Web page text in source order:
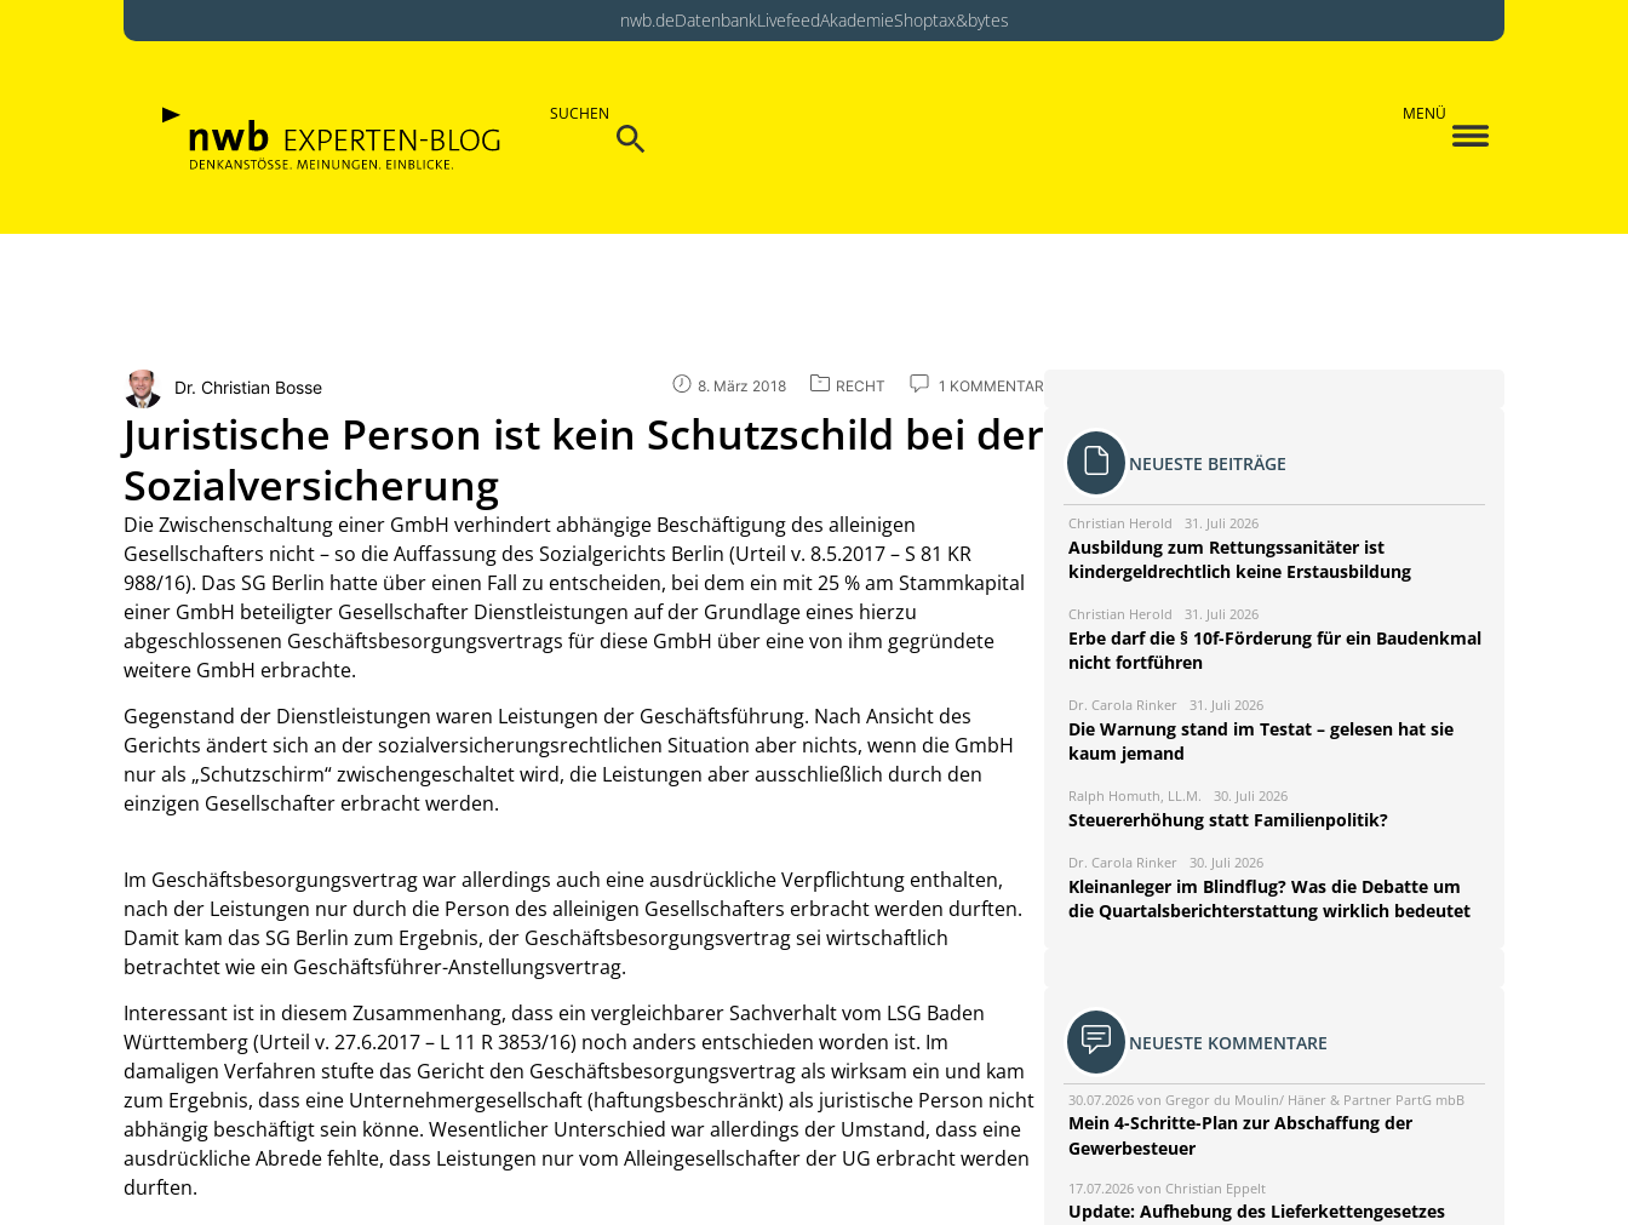
nwb.deDatenbankLivefeedAkademieShoptax&bytes
SUCHEN
Search
MENÜ
Dr. Christian Bosse 8. März 2018 RECHT 1 KOMMENTAR
Juristische Person ist kein Schutzschild bei der
Sozialversicherung
Die Zwischenschaltung einer GmbH verhindert abhängige Beschäftigung des alleinigen
Gesellschafters nicht – so die Auffassung des Sozialgerichts Berlin (Urteil v. 8.5.2017 – S 81 KR
988/16). Das SG Berlin hatte über einen Fall zu entscheiden, bei dem ein mit 25 % am Stammkapital
einer GmbH beteiligter Gesellschafter Dienstleistungen auf der Grundlage eines hierzu
abgeschlossenen Geschäftsbesorgungsvertrags für diese GmbH über eine von ihm gegründete
weitere GmbH erbrachte.
Gegenstand der Dienstleistungen waren Leistungen der Geschäftsführung. Nach Ansicht des
Gerichts ändert sich an der sozialversicherungsrechtlichen Situation aber nichts, wenn die GmbH
nur als „Schutzschirm“ zwischengeschaltet wird, die Leistungen aber ausschließlich durch den
einzigen Gesellschafter erbracht werden.
Im Geschäftsbesorgungsvertrag war allerdings auch eine ausdrückliche Verpflichtung enthalten,
nach der Leistungen nur durch die Person des alleinigen Gesellschafters erbracht werden durften.
Damit kam das SG Berlin zum Ergebnis, der Geschäftsbesorgungsvertrag sei wirtschaftlich
betrachtet wie ein Geschäftsführer-Anstellungsvertrag.
Interessant ist in diesem Zusammenhang, dass ein vergleichbarer Sachverhalt vom LSG Baden
Württemberg (Urteil v. 27.6.2017 – L 11 R 3853/16) noch anders entschieden worden ist. Im
damaligen Verfahren stufte das Gericht den Geschäftsbesorgungsvertrag als wirksam ein und kam
zum Ergebnis, dass eine Unternehmergesellschaft (haftungsbeschränkt) als juristische Person nicht
abhängig beschäftigt sein könne. Wesentlicher Unterschied war allerdings der Umstand, dass eine
ausdrückliche Abrede fehlte, dass Leistungen nur vom Alleingesellschafter der UG erbracht werden
durften.
NEUESTE BEITRÄGE
Christian Herold 31. Juli 2026
Ausbildung zum Rettungssanitäter ist
kindergeldrechtlich keine Erstausbildung
Christian Herold 31. Juli 2026
Erbe darf die § 10f-Förderung für ein Baudenkmal
nicht fortführen
Dr. Carola Rinker 31. Juli 2026
Die Warnung stand im Testat – gelesen hat sie
kaum jemand
Ralph Homuth, LL.M. 30. Juli 2026
Steuererhöhung statt Familienpolitik?
Dr. Carola Rinker 30. Juli 2026
Kleinanleger im Blindflug? Was die Debatte um
die Quartalsberichterstattung wirklich bedeutet
NEUESTE KOMMENTARE
30.07.2026 von Gregor du Moulin/ Häner & Partner PartG mbB
Mein 4-Schritte-Plan zur Abschaffung der
Gewerbesteuer
17.07.2026 von Christian Eppelt
Update: Aufhebung des Lieferkettengesetzes